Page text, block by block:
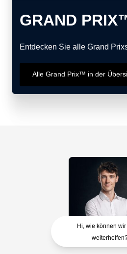
GRAND
Entdecken Sie alle Grand
Alle Grand Prix™ in der
Hi, wie können wir